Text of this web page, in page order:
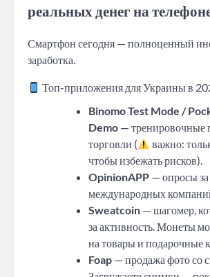
реальных денег на
Смартфон сегодня — полноценный
заработка.
Топ-приложения для Украины в
Binomo Test Mode /
Demo — тренировочные
торговли (
важно:
чтобы избежать рисков).
OpinionAPP — опросы за
международных
Sweatcoin — шагомер,
за активность. Монеты
на товары и подарочные
Foap — продажа фото со